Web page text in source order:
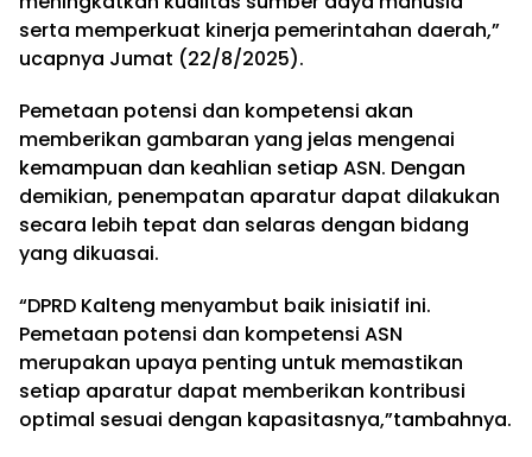
serta memperkuat kinerja pemerintahan daerah,”
ucapnya Jumat (22/8/2025).
Pemetaan potensi dan kompetensi akan
memberikan gambaran yang jelas mengenai
kemampuan dan keahlian setiap ASN. Dengan
demikian, penempatan aparatur dapat dilakukan
secara lebih tepat dan selaras dengan bidang
yang dikuasai.
“DPRD Kalteng menyambut baik inisiatif ini.
Pemetaan potensi dan kompetensi ASN
merupakan upaya penting untuk memastikan
setiap aparatur dapat memberikan kontribusi
optimal sesuai dengan kapasitasnya,”tambahnya.